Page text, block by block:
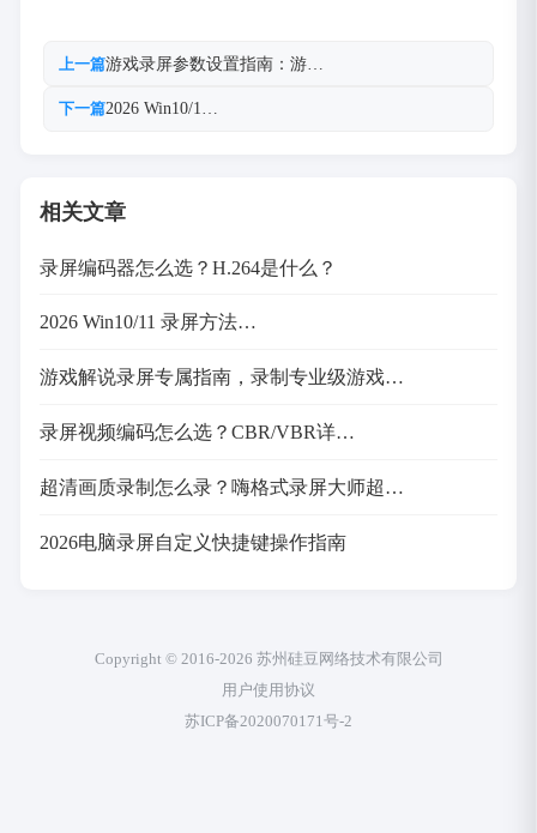
上一篇游戏录屏参数设置指南：游…
下一篇2026 Win10/1…
相关文章
录屏编码器怎么选？H.264是什么？
2026 Win10/11 录屏方法…
游戏解说录屏专属指南，录制专业级游戏…
录屏视频编码怎么选？CBR/VBR详…
超清画质录制怎么录？嗨格式录屏大师超…
2026电脑录屏自定义快捷键操作指南
Copyright © 2016-2026 苏州硅豆网络技术有限公司
用户使用协议
苏ICP备2020070171号-2